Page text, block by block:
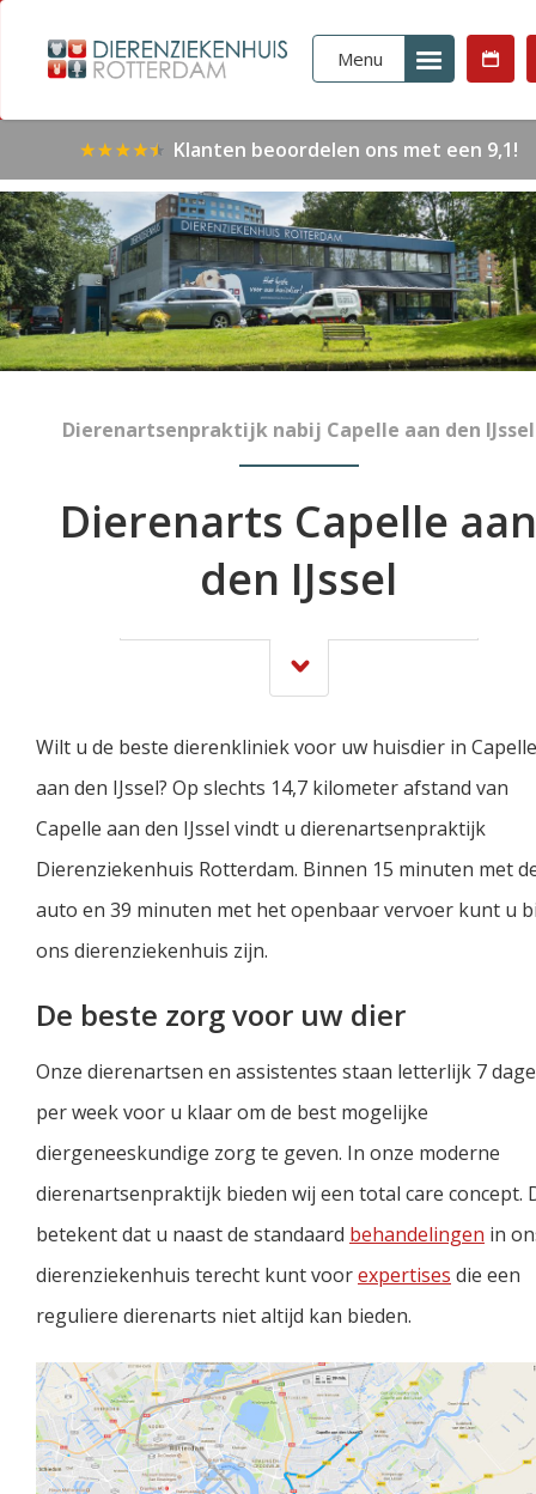
Klanten beoordelen ons met een 9,1!
Menu
Dierenartsenpraktijk nabij Capelle aan den IJssel
Dierenarts Capelle
den IJssel
Wilt u de beste dierenkliniek voor uw huisdier in Capelle
aan den IJssel? Op slechts 14,7 kilometer afstand van
Capelle aan den IJssel vindt u dierenartsenpraktijk
Dierenziekenhuis Rotterdam. Binnen 15 minuten met
auto en 39 minuten met het openbaar vervoer kunt u
ons dierenziekenhuis zijn.
De beste zorg voor uw dier
Onze dierenartsen en assistentes staan letterlijk 7
per week voor u klaar om de best mogelijke
diergeneeskundige zorg te geven. In onze moderne
dierenartsenpraktijk bieden wij een total care concept.
betekent dat u naast de standaard behandelingen in
dierenziekenhuis terecht kunt voorexpertises die een
reguliere dierenarts niet altijd kan bieden.